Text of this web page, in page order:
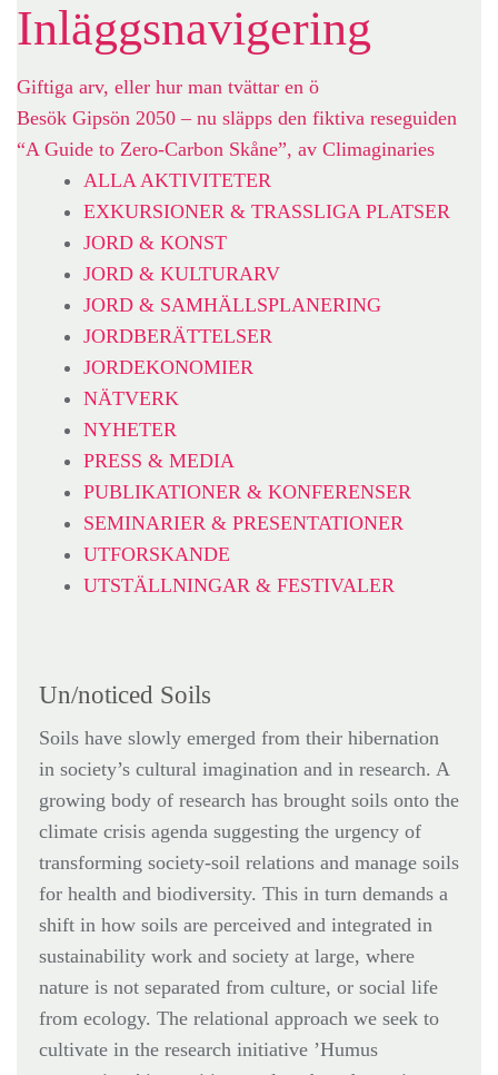
Inläggsnavigering
Giftiga arv, eller hur man tvättar en ö
Besök Gipsön 2050 – nu släpps den fiktiva reseguiden
“A Guide to Zero-Carbon Skåne”, av Climaginaries
ALLA AKTIVITETER
EXKURSIONER & TRASSLIGA PLATSER
JORD & KONST
JORD & KULTURARV
JORD & SAMHÄLLSPLANERING
JORDBERÄTTELSER
JORDEKONOMIER
NÄTVERK
NYHETER
PRESS & MEDIA
PUBLIKATIONER & KONFERENSER
SEMINARIER & PRESENTATIONER
UTFORSKANDE
UTSTÄLLNINGAR & FESTIVALER
Un/noticed Soils
Soils have slowly emerged from their hibernation
in society’s cultural imagination and in research. A
growing body of research has brought soils onto the
climate crisis agenda suggesting the urgency of
transforming society-soil relations and manage soils
for health and biodiversity. This in turn demands a
shift in how soils are perceived and integrated in
sustainability work and society at large, where
nature is not separated from culture, or social life
from ecology. The relational approach we seek to
cultivate in the research initiative ’Humus